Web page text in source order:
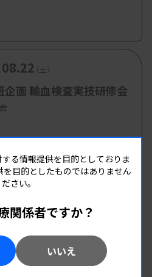
08.22（土）
画 輸血検査実技研修会
る情報提供を目的としておりま
目的としたものではありません
さい。
関係者ですか？
いいえ